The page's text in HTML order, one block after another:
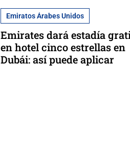
Emiratos Árabes Unidos
Emirates dará estadía
en hotel cinco estrellas en
Dubái: así puede aplicar